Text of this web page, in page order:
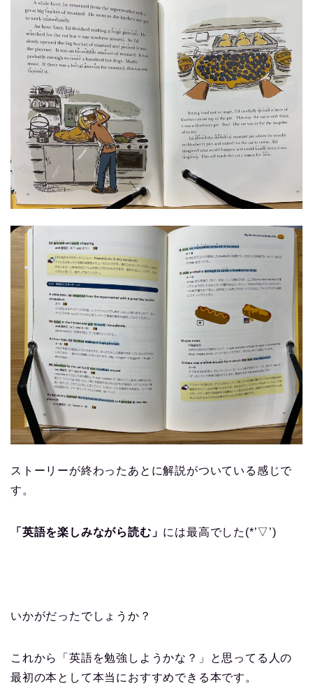
ストーリーが終わったあとに解説がついている感じで
す。
「英語を楽しみながら読む」 には最高でした(*’▽’)
いかがだったでしょうか？
これから「英語を勉強しようかな？」と思ってる人の
最初の本として本当におすすめできる本です。